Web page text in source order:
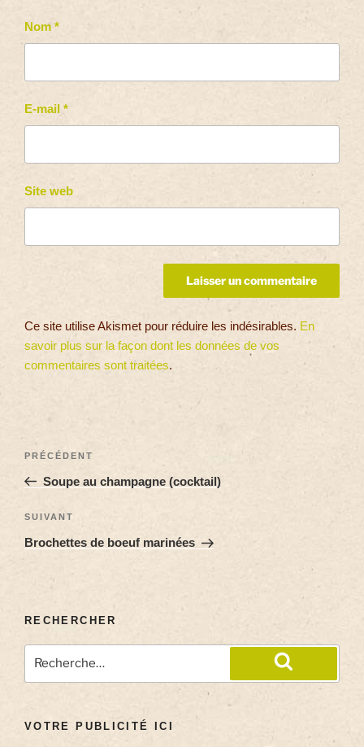
Nom *
E-mail *
Site web
Ce site utilise Akismet pour réduire les indésirables. En
savoir plus sur la façon dont les données de vos
commentaires sont traitées.
PRÉCÉDENT
Soupe au champagne (cocktail)
SUIVANT
Brochettes de boeuf marinées
RECHERCHER
VOTRE PUBLICITÉ ICI